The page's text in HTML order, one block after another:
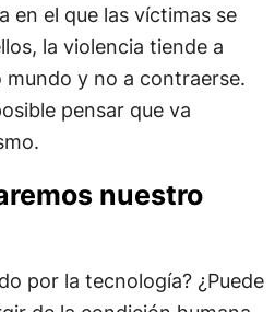
en el que las víctimas se
la violencia tiende a
y no a contraerse.
pensar que va
nuestro
por la tecnología? ¿Puede